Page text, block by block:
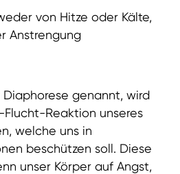
von Hitze oder Kälte,
Anstrengung
Diaphorese genannt, wird
Reaktion unseres
welche uns in
beschützen soll. Diese
unser Körper auf Angst,